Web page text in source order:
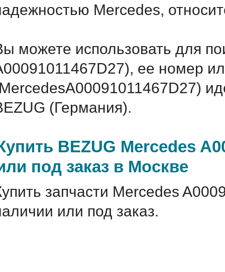
Mercedes,
можете использовать для
ее номер
(Германия).
BEZUG Mercedes
под заказ в Москве
запчасти Mercedes
или под заказ.